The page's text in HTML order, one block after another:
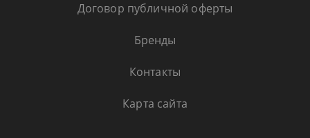
Договор публичной оферты
Бренды
Контакты
Карта сайта